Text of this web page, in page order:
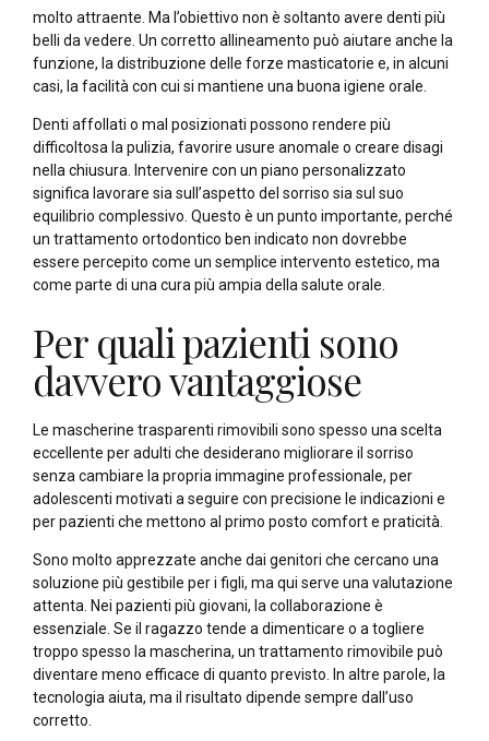
molto attraente. Ma l’obiettivo non è soltanto avere denti più
belli da vedere. Un corretto allineamento può aiutare anche la
funzione, la distribuzione delle forze masticatorie e, in alcuni
casi, la facilità con cui si mantiene una buona igiene orale.
Denti affollati o mal posizionati possono rendere più
difficoltosa la pulizia, favorire usure anomale o creare disagi
nella chiusura. Intervenire con un piano personalizzato
significa lavorare sia sull’aspetto del sorriso sia sul suo
equilibrio complessivo. Questo è un punto importante, perché
un trattamento ortodontico ben indicato non dovrebbe
essere percepito come un semplice intervento estetico, ma
come parte di una cura più ampia della salute orale.
Per quali pazienti sono
davvero vantaggiose
Le mascherine trasparenti rimovibili sono spesso una scelta
eccellente per adulti che desiderano migliorare il sorriso
senza cambiare la propria immagine professionale, per
adolescenti motivati a seguire con precisione le indicazioni e
per pazienti che mettono al primo posto comfort e praticità.
Sono molto apprezzate anche dai genitori che cercano una
soluzione più gestibile per i figli, ma qui serve una valutazione
attenta. Nei pazienti più giovani, la collaborazione è
essenziale. Se il ragazzo tende a dimenticare o a togliere
troppo spesso la mascherina, un trattamento rimovibile può
diventare meno efficace di quanto previsto. In altre parole, la
tecnologia aiuta, ma il risultato dipende sempre dall’uso
corretto.